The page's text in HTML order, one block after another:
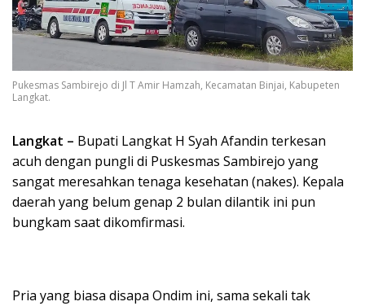
Pukesmas Sambirejo di Jl T Amir Hamzah, Kecamatan Binjai, Kabupeten
Langkat.
Langkat – Bupati Langkat H Syah Afandin terkesan
acuh dengan pungli di Puskesmas Sambirejo yang
sangat meresahkan tenaga kesehatan (nakes). Kepala
daerah yang belum genap 2 bulan dilantik ini pun
bungkam saat dikomfirmasi.
Pria yang biasa disapa Ondim ini, sama sekali tak